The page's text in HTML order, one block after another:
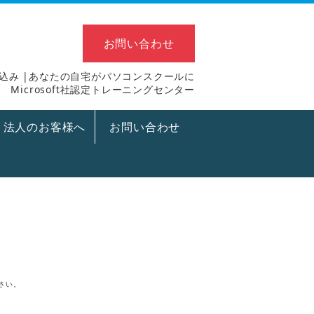
お問い合わせ
み |あなたの自宅がパソコンスクールに
Microsoft社認定トレーニングセンター
法人のお客様へ お問い合わせ
。